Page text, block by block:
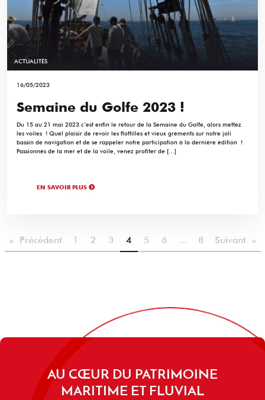
ACTUALITÉS
16/05/2023
Semaine du Golfe 2023 !
Du 15 au 21 mai 2023 c’est enfin le retour de la Semaine du Golfe, alors mettez
les voiles ! Quel plaisir de revoir les flottilles et vieux gréments sur notre joli
bassin de navigation et de se rappeler notre participation à la dernière édition !
Passionnés de la mer et de la voile, venez profiter de […]
EN SAVOIR PLUS
« Précédent 1 2 3 4 5 6 … 8 Suivant »
AU CŒUR DU PATRIMOINE
MARITIME ET FLUVIAL